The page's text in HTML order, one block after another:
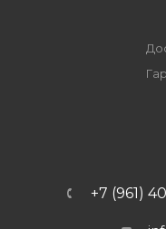
+7 (961)